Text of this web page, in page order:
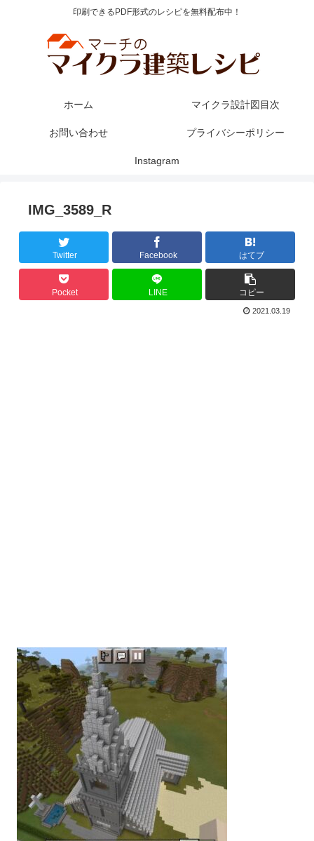
印刷できるPDF形式のレシピを無料配布中！
ホーム マイクラ設計図目次
お問い合わせ プライバシーポリシー
Instagram
IMG_3589_R
Twitter Facebook はてブ
Pocket LINE コピー
2021.03.19